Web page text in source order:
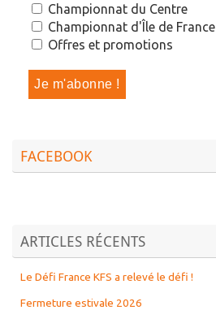
Championnat du Centre
Championnat d'Île de France
Offres et promotions
FACEBOOK
ARTICLES RÉCENTS
Le Défi France KFS a relevé le défi !
Fermeture estivale 2026